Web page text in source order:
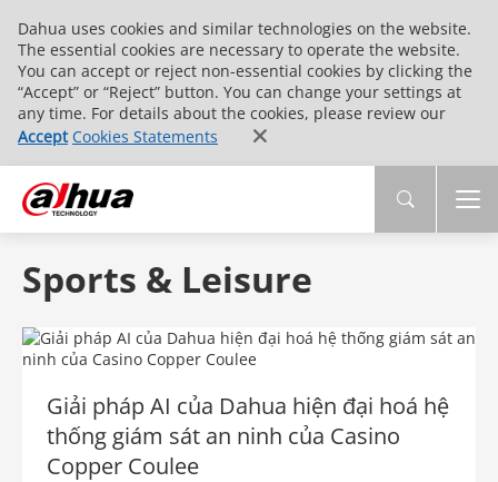
Dahua uses cookies and similar technologies on the website.
The essential cookies are necessary to operate the website.
You can accept or reject non-essential cookies by clicking the
“Accept” or “Reject” button. You can change your settings at
any time. For details about the cookies, please review our
Accept Cookies Statements
Sports & Leisure
Giải pháp AI của Dahua hiện đại hoá hệ
thống giám sát an ninh của Casino
Copper Coulee